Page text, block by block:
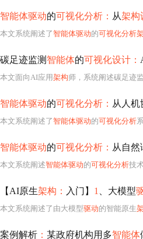
智能体驱动的可视化分析： 从架构
本文系统阐述了智能体驱动的可视化分析
碳足迹监测 智能体的可视化设计：
本文面向AI应用架构师，系统阐述碳足迹
智能体驱动的可视化分析： 从人机
本文系统阐述了智能体驱动的可视化分析
智能体驱动的可视化分析： 从自然
本文系统阐述智能体驱动的可视化分析技
【AI原生架构： 入门】 1 、大模型
本文系统阐述了由大模型驱动的智能原生
案例解析 ： 某政府机构用多智能体